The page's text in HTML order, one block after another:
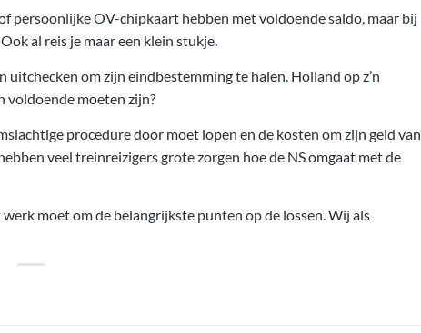
persoonlijke OV-chipkaart hebben met voldoende saldo, maar bij
al reis je maar een klein stukje.
om zijn eindbestemming te halen. Holland op z’n
voldoende moeten zijn?
procedure door moet lopen en de kosten om zijn geld van
veel treinreizigers grote zorgen hoe de NS omgaat met de
moet om de belangrijkste punten op de lossen. Wij als